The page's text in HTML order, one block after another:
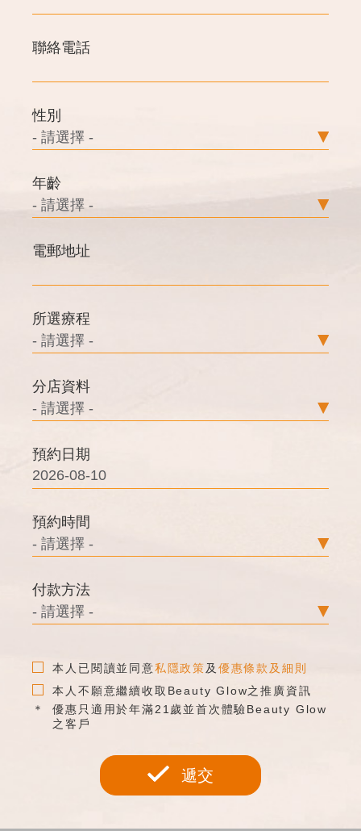
聯絡電話
性別
年齡
電郵地址
所選療程
分店資料
預約日期
預約時間
付款方法
本人已閱讀並同意私隱政策及 優惠條款及細則
本人不願意繼續收取Beauty Glow之推廣資訊
優惠只適用於年滿21歲並首次體驗Beauty Glow
之客戶
遞交